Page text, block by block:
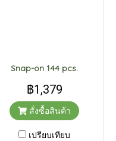
Snap-on 144 pcs.
฿1,379
สั่งซื้อสินค้า
เปรียบเทียบ